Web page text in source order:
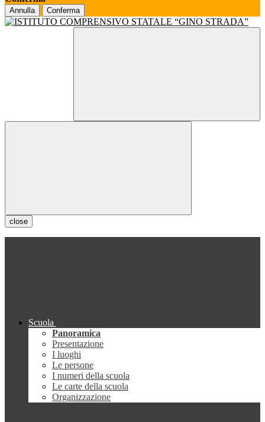
Annulla Conferma
close
Scuola
Panoramica
Presentazione
I luoghi
Le persone
I numeri della scuola
Le carte della scuola
Organizzazione